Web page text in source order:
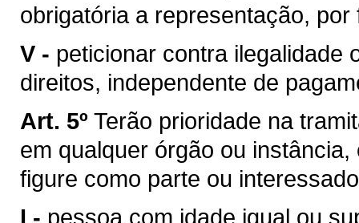
obrigatória a representação, por
V - peticionar contra ilegalidade
direitos, independente de
Art. 5º Terão prioridade na
em qualquer órgão ou
figure como parte ou
I - pessoa com idade igual ou